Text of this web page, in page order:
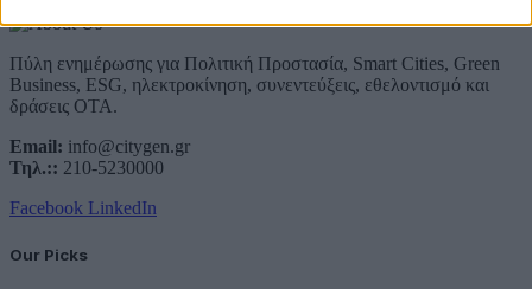
Πύλη ενημέρωσης για Πολιτική Προστασία, Smart Cities, Green
Business, ESG, ηλεκτροκίνηση, συνεντεύξεις, εθελοντισμό και
δράσεις ΟΤΑ.
Email: info@citygen.gr
Τηλ.:: 210-5230000
Facebook LinkedIn
Our Picks